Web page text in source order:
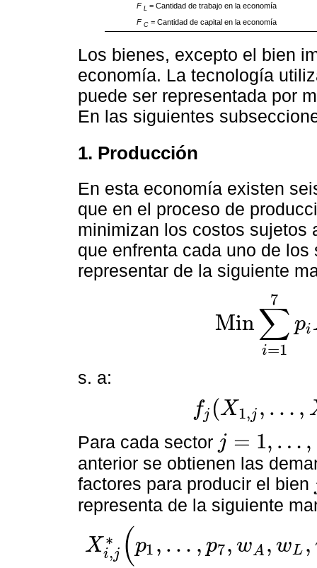
F L = Cantidad de trabajo en la economía
F C = Cantidad de capital en la economía
Los bienes, excepto el bien
economía. La tecnología
puede ser representada por
En las siguientes
1. Producción
En esta economía existen
que en el proceso de
minimizan los costos sujetos
que enfrenta cada uno de
representar de la siguiente
Min∑
i=1
7
pi
Min∑i=17 Xi, k=AC
s. a:
fj (X1,j , … ,
j( X1 ,j ,…,X7 ,…, XC ,j =Y j
Para cada sector j = 1, … ,
= …, 6
anterior se obtienen las
factores para producir el bien
representa de la siguiente
X ∗
i,j (p1 , … , p7, wA , wL ,
Xi,j∗( p1 … ,p7, wA ,w L w ,Y j)=demanda del bien